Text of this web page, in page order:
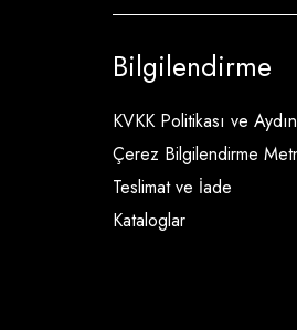
Bilgilendirme
KVKK Politikası ve
Çerez Bilgilendirme
Teslimat ve İade
Kataloglar